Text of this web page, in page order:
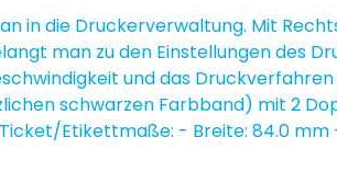
in die Druckerverwaltung. Mit
man zu den Einstellungen des
und das Druckverfahren
schwarzen Farbband) mit 2
Etikettmaße: - Breite: 84.0 mm -